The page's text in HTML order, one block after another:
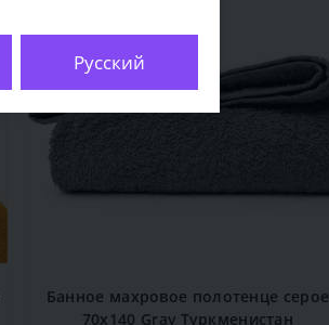
Русский
Банное махровое полотенце серое
70x140 Gray Туркменистан